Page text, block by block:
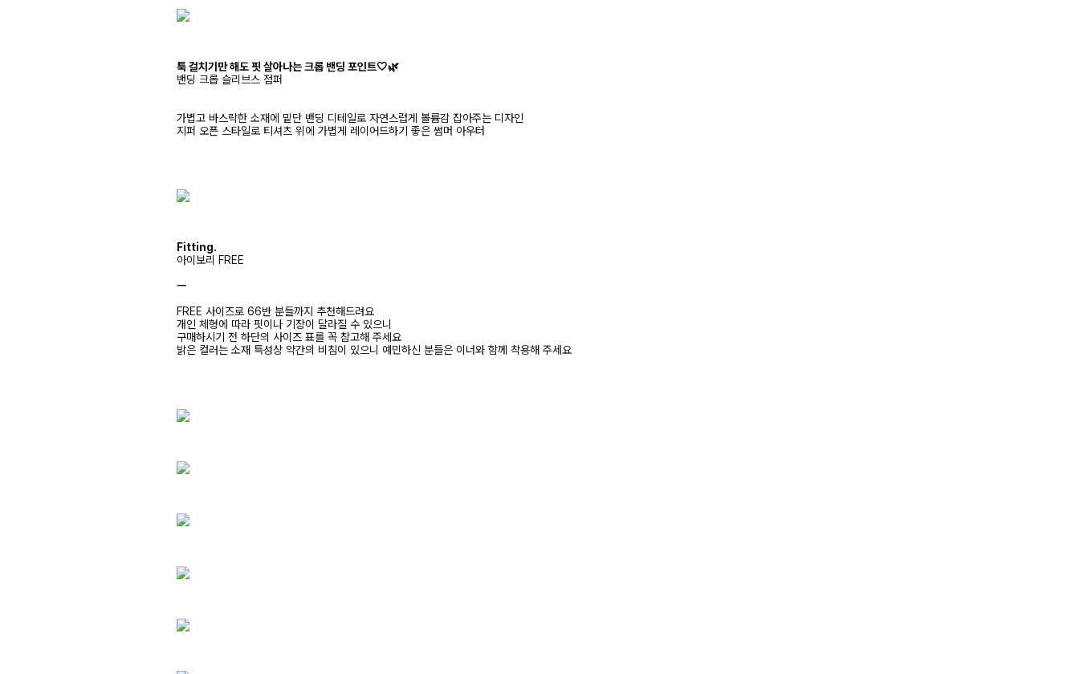
툭 걸치기만 해도 핏 살아나는 크롭 밴딩 포인트🤍🌿
밴딩 크롭 슬리브스 점퍼
가볍고 바스락한 소재에 밑단 밴딩 디테일로 자연스럽게 볼륨감 잡아주는 디자인
지퍼 오픈 스타일로 티셔츠 위에 가볍게 레이어드하기 좋은 썸머 아우터
Fitting.
아이보리 FREE
ㅡ
FREE 사이즈로 66반 분들까지 추천해드려요
개인 체형에 따라 핏이나 기장이 달라질 수 있으니
구매하시기 전 하단의 사이즈 표를 꼭 참고해 주세요
밝은 컬러는 소재 특성상 약간의 비침이 있으니 예민하신 분들은 이너와 함께 착용해 주세요